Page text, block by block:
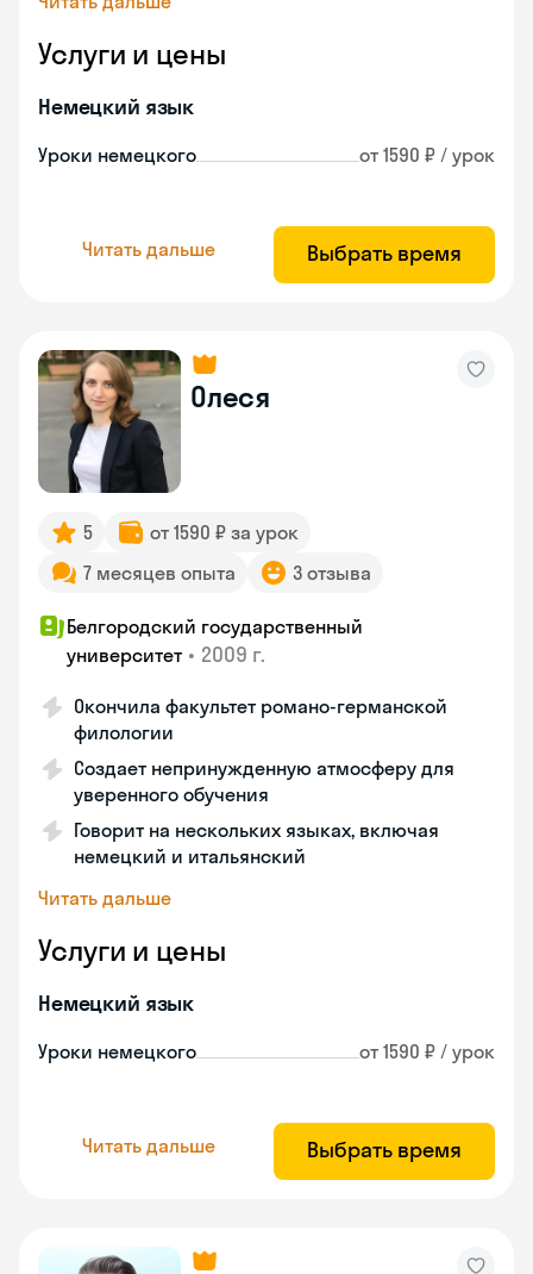
Услуги и цены
Немецкий язык
Уроки немецкого от 1590 ₽ / урок
Читать дальше Выбрать время
Олеся
5
от 1590 ₽ за урок
7 месяцев опыта
3 отзыва
Белгородский государственный
университет • 2009 г.
Окончила факультет романо-германской
филологии
Создает непринужденную атмосферу для
уверенного обучения
Говорит на нескольких языках, включая
немецкий и итальянский
Читать дальше
Услуги и цены
Немецкий язык
Уроки немецкого от 1590 ₽ / урок
Читать дальше Выбрать время